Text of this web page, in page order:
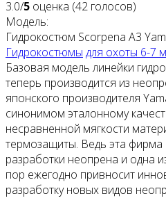
3.0/5 оценка (42 голосов)
Модель:
Гидрокостюм Scorpena A3
Гидрокостюмы для охоты 6-7
Базовая модель линейки
теперь производится из
японского производителя
синонимом эталонному
несравненной мягкости
термозащиты. Ведь эта фирма
разработки неопрена и одна
пор ежегодно привносит
разработку новых видов